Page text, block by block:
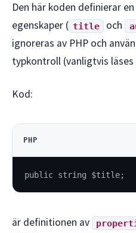
Den här koden definierar en
egenskaper ( title och
ignoreras av PHP och
typkontroll (vanligtvis läses
Kod:
PHP
public string $title;
är definitionen av